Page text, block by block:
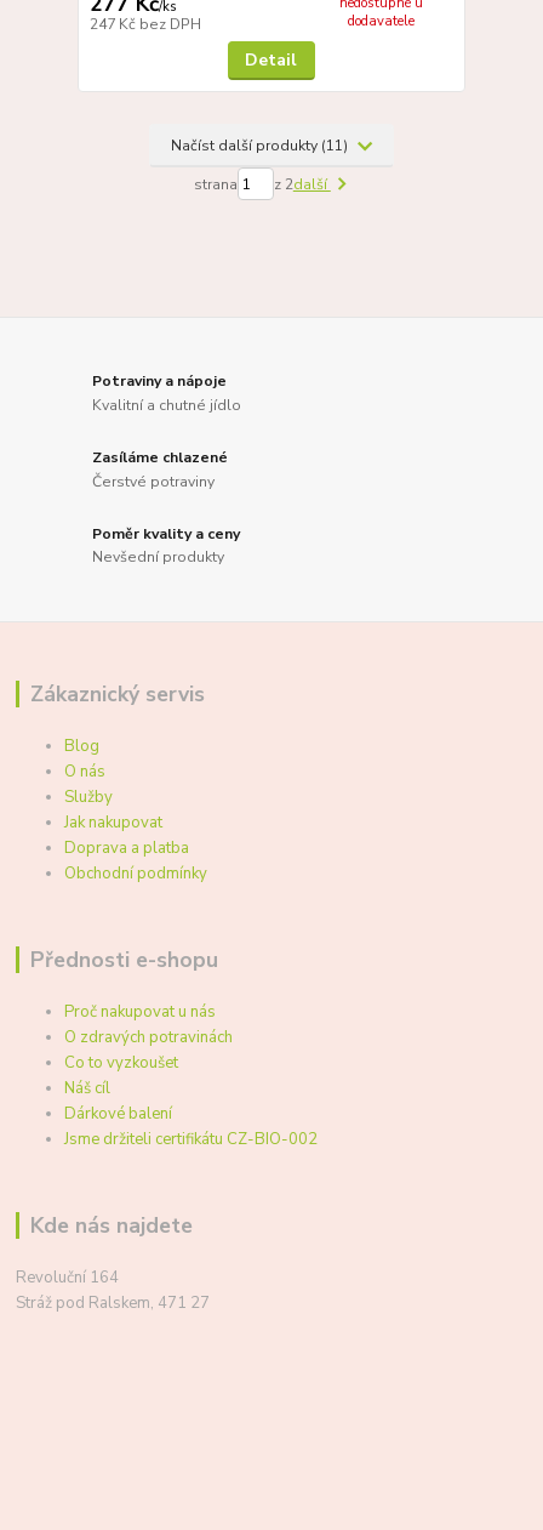
/ks
247 Kč bez DPH
dodavatele
Detail
Načíst další produkty (11)
strana z 2další
Potraviny a nápoje
Kvalitní a chutné jídlo
Zasíláme chlazené
Čerstvé potraviny
Poměr kvality a ceny
Nevšední produkty
Zákaznický servis
Blog
O nás
Služby
Jak nakupovat
Doprava a platba
Obchodní podmínky
Přednosti e-shopu
Proč nakupovat u nás
O zdravých potravinách
Co to vyzkoušet
Náš cíl
Dárkové balení
Jsme držiteli certifikátu CZ-BIO-002
Kde nás najdete
Revoluční 164
Stráž pod Ralskem, 471 27